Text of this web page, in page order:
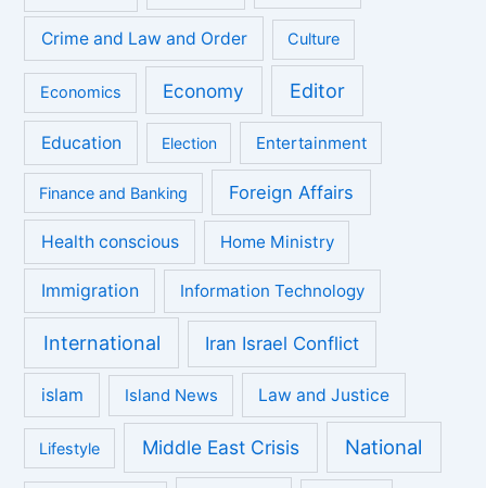
Crime and Law and Order Culture
Economics Economy Editor
Education Election Entertainment
Finance and Banking Foreign Affairs
Health conscious Home Ministry
Immigration Information Technology
International Iran Israel Conflict
islam Island News Law and Justice
Lifestyle Middle East Crisis National